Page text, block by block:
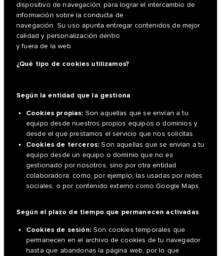
dispositivo de navegación, para lograr el intercambio de
información sobre la conducta de
navegación. Su uso apunta entregar contenidos de mejor
calidad y personalización dentro
y fuera de la web.
¿Qué tipo de cookies utilizamos?
Según la entidad que la gestiona
Cookies propias: Son aquellas que se envían a tu
equipo desde nuestros propios equipos o dominios y
desde el que prestamos el servicio que nos solicitas.
Cookies de terceros: Son aquellas que se envían a tu
equipo desde un equipo o dominio que no es
gestionado por nosotros, sino por otra entidad
colaboradora, como, por ejemplo, las usadas por redes
sociales, o por contenido externo como Google Maps.
Según el plazo de tiempo que permanecen activadas
Cookies de sesión:Son cookies temporales que
permanecen en el archivo de cookies de tu navegador
hasta que abandonas la página web, por lo que